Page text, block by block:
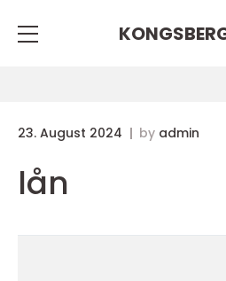
23. August 2024 by admin
lån